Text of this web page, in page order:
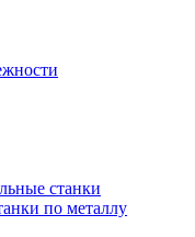
станки
по металлу